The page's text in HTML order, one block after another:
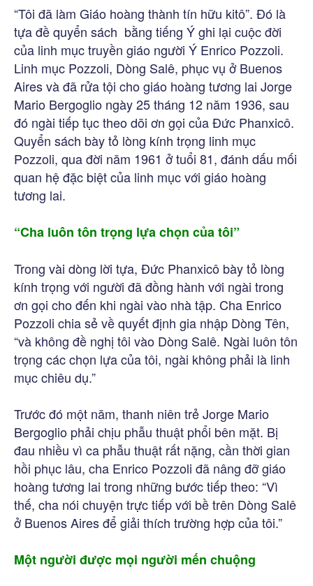
“Tôi đã làm Giáo hoàng thành tín hữu kitô”. Đó là
tựa đề quyển sách bằng tiếng Ý ghi lại cuộc đời
của linh mục truyền giáo người Ý Enrico Pozzoli.
Linh mục Pozzoli, Dòng Salê, phục vụ ở Buenos
Aires và đã rửa tội cho giáo hoàng tương lai Jorge
Mario Bergoglio ngày 25 tháng 12 năm 1936, sau
đó ngài tiếp tục theo dõi ơn gọi của Đức Phanxicô.
Quyển sách bày tỏ lòng kính trọng linh mục
Pozzoli, qua đời năm 1961 ở tuổi 81, đánh dấu mối
quan hệ đặc biệt của linh mục với giáo hoàng
tương lai.
“Cha luôn tôn trọng lựa chọn của tôi”
Trong vài dòng lời tựa, Đức Phanxicô bày tỏ lòng
kính trọng với người đã đồng hành với ngài trong
ơn gọi cho đến khi ngài vào nhà tập. Cha Enrico
Pozzoli chia sẻ về quyết định gia nhập Dòng Tên,
“và không đề nghị tôi vào Dòng Salê. Ngài luôn tôn
trọng các chọn lựa của tôi, ngài không phải là linh
mục chiêu dụ.”
Trước đó một năm, thanh niên trẻ Jorge Mario
Bergoglio phải chịu phẫu thuật phổi bên mặt. Bị
đau nhiều vì ca phẫu thuật rất nặng, cần thời gian
hồi phục lâu, cha Enrico Pozzoli đã nâng đỡ giáo
hoàng tương lai trong những bước tiếp theo: “Vì
thế, cha nói chuyện trực tiếp với bề trên Dòng Salê
ở Buenos Aires để giải thích trường hợp của tôi.”
Một người được mọi người mến chuộng